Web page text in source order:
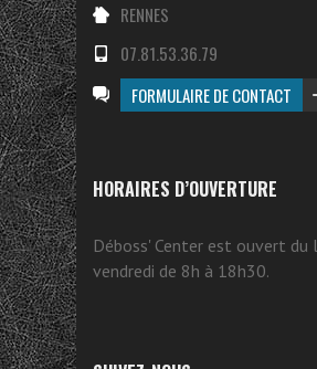
RENNES
07.81.53.36.79
FORMULAIRE DE CONTACT
HORAIRES D’OUVERTURE
Déboss' Center est ouvert du
vendredi de 8h à 18h30.